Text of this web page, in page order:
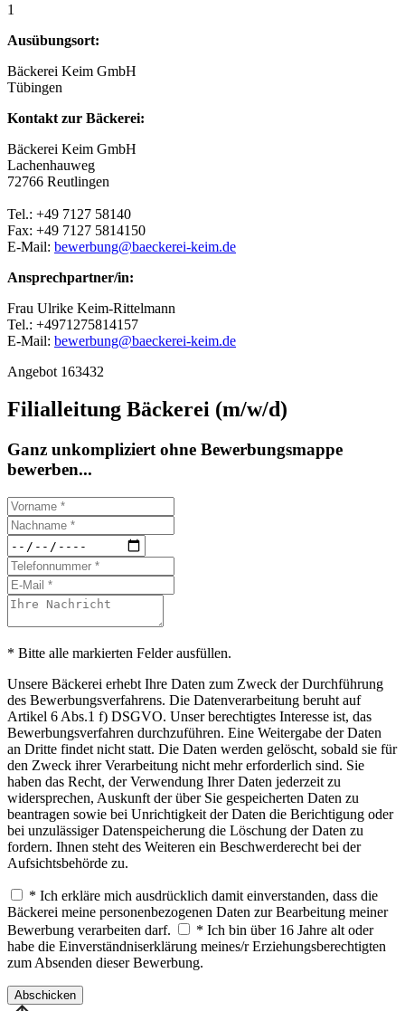
1
Ausübungsort:
Bäckerei Keim GmbH
Tübingen
Kontakt zur Bäckerei:
Bäckerei Keim GmbH
Lachenhauweg
72766 Reutlingen
Tel.: +49 7127 58140
Fax: +49 7127 5814150
E-Mail: bewerbung@baeckerei-keim.de
Ansprechpartner/in:
Frau Ulrike Keim-Rittelmann
Tel.: +4971275814157
E-Mail: bewerbung@baeckerei-keim.de
Angebot 163432
Filialleitung Bäckerei (m/w/d)
Ganz unkompliziert ohne Bewerbungsmappe
bewerben...
* Bitte alle markierten Felder ausfüllen.
Unsere Bäckerei erhebt Ihre Daten zum Zweck der Durchführung
des Bewerbungsverfahrens. Die Datenverarbeitung beruht auf
Artikel 6 Abs.1 f) DSGVO. Unser berechtigtes Interesse ist, das
Bewerbungsverfahren durchzuführen. Eine Weitergabe der Daten
an Dritte findet nicht statt. Die Daten werden gelöscht, sobald sie für
den Zweck ihrer Verarbeitung nicht mehr erforderlich sind. Sie
haben das Recht, der Verwendung Ihrer Daten jederzeit zu
widersprechen, Auskunft der über Sie gespeicherten Daten zu
beantragen sowie bei Unrichtigkeit der Daten die Berichtigung oder
bei unzulässiger Datenspeicherung die Löschung der Daten zu
fordern. Ihnen steht des Weiteren ein Beschwerderecht bei der
Aufsichtsbehörde zu.
* Ich erkläre mich ausdrücklich damit einverstanden, dass die
Bäckerei meine personenbezogenen Daten zur Bearbeitung meiner
Bewerbung verarbeiten darf.
* Ich bin über 16 Jahre alt oder
habe die Einverständniserklärung meines/r Erziehungsberechtigten
zum Absenden dieser Bewerbung.